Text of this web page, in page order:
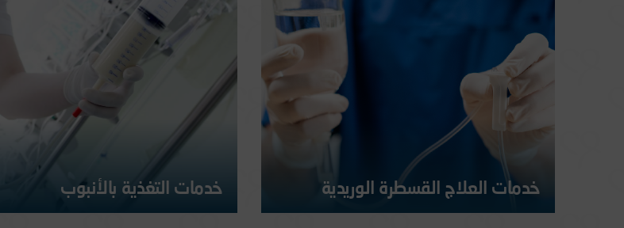
لعلاج الألم والحد من الوذمة الالتهابية...
خدمات العلاج القسطرة الوريدية خدمات التغذية بالأنبوب